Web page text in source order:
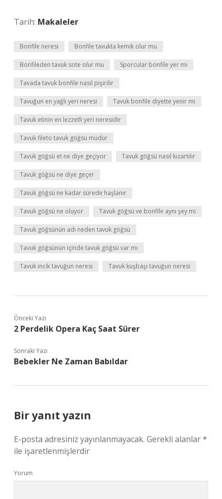
Tarih: Makaleler
Bonfile neresi Bonfile tavukta kemik olur mu
Bonfileden tavuk sote olur mu Sporcular bonfile yer mi
Tavada tavuk bonfile nasıl pişirilir
Tavuğun en yağlı yeri neresi Tavuk bonfile diyette yenir mi
Tavuk etinin en lezzetli yeri neresidir
Tavuk fileto tavuk göğsü müdür
Tavuk göğsü et ne diye geçiyor Tavuk göğsü nasıl kızartılır
Tavuk göğsü ne diye geçer
Tavuk göğsü ne kadar sürede haşlanır
Tavuk göğsü ne oluyor Tavuk göğsü ve bonfile aynı şey mi
Tavuk göğsünün adı neden tavuk göğsü
Tavuk göğsünün içinde tavuk göğsü var mı
Tavuk incik tavuğun neresi Tavuk kuşbaşı tavuğun neresi
Önceki Yazı
2 Perdelik Opera Kaç Saat Sürer
Sonraki Yazı
Bebekler Ne Zaman Babıldar
Bir yanıt yazın
E-posta adresiniz yayınlanmayacak. Gerekli alanlar*
ile işaretlenmişlerdir
Yorum